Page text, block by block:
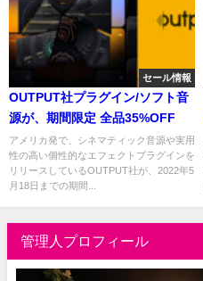
セール情報
OUTPUT社プラグイン/ソフト音
源が、期間限定 全品35%OFF
アメリカ発で、シネマティック音源や実用
性の高い個性的なエフェクトプラグインを
リリースしているOUTPUT社が、2022年5
月18日までの期間...
管理人プロフィール